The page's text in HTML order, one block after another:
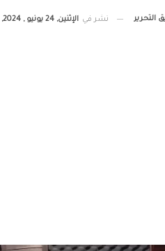
التحرير نشر في الإثنين, 24 يونيو , 2024, الساعة 11:21 ص